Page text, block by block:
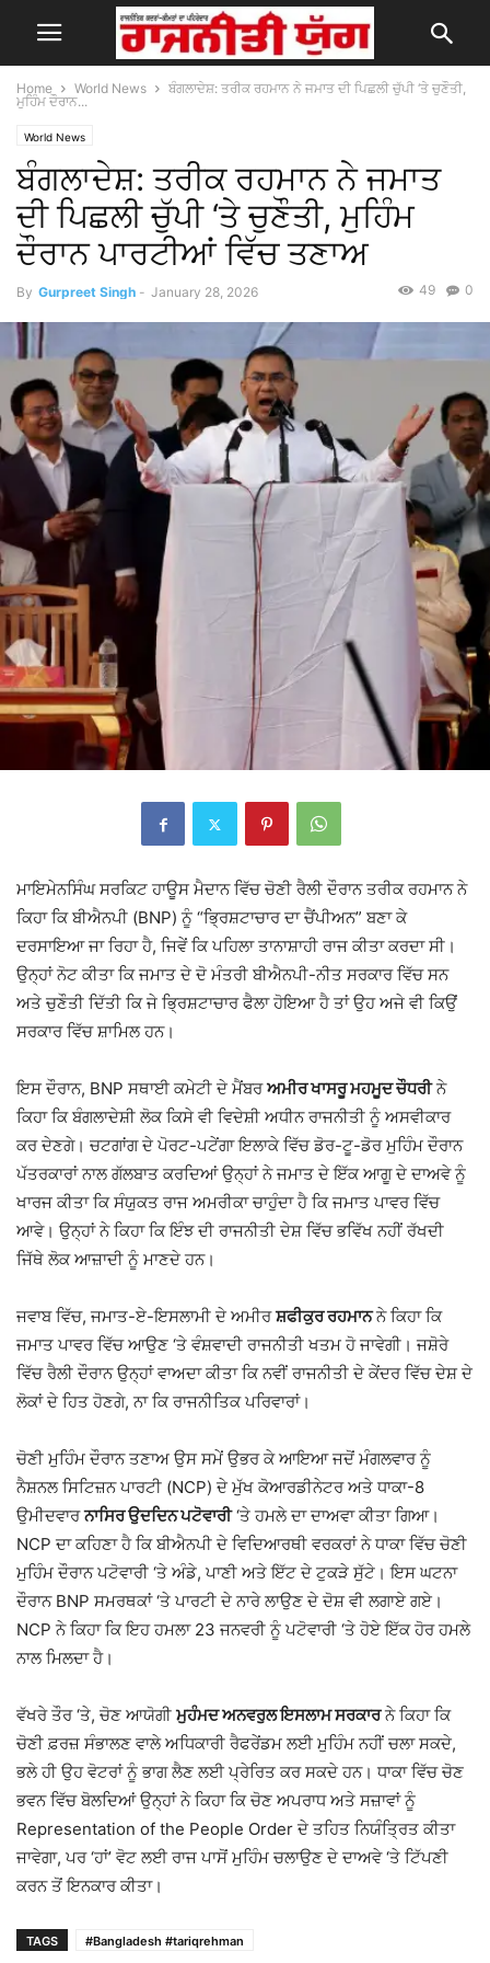
Home World News
ਬੰਗਲਾਦੇਸ਼: ਤਰੀਕ ਰਹਮਾਨ ਨੇ ਜਮਾਤ ਦੀ ਪਿਛਲੀ ਚੁੱਪੀ ‘ਤੇ ਚੁਣੌਤੀ,
ਮੁਹਿੰਮ ਦੌਰਾਨ...
World News
ਬੰਗਲਾਦੇਸ਼: ਤਰੀਕ ਰਹਮਾਨ ਨੇ ਜਮਾਤ
ਦੀ ਪਿਛਲੀ ਚੁੱਪੀ ‘ਤੇ ਚੁਣੌਤੀ, ਮੁਹਿੰਮ
ਦੌਰਾਨ ਪਾਰਟੀਆਂ ਵਿੱਚ ਤਣਾਅ
By Gurpreet Singh - January 28, 2026 0
49
ਮਾਇਮੇਨਸਿੰਘ ਸਰਕਿਟ ਹਾਊਸ ਮੈਦਾਨ ਵਿੱਚ ਚੋਣੀ ਰੈਲੀ ਦੌਰਾਨ ਤਰੀਕ ਰਹਮਾਨ ਨੇ
ਕਿਹਾ ਕਿ ਬੀਐਨਪੀ (BNP) ਨੂੰ “ਭ੍ਰਿਸ਼ਟਾਚਾਰ ਦਾ ਚੈਂਪੀਅਨ” ਬਣਾ ਕੇ
ਦਰਸਾਇਆ ਜਾ ਰਿਹਾ ਹੈ, ਜਿਵੇਂ ਕਿ ਪਹਿਲਾ ਤਾਨਾਸ਼ਾਹੀ ਰਾਜ ਕੀਤਾ ਕਰਦਾ ਸੀ।
ਉਨ੍ਹਾਂ ਨੋਟ ਕੀਤਾ ਕਿ ਜਮਾਤ ਦੇ ਦੋ ਮੰਤਰੀ ਬੀਐਨਪੀ-ਨੀਤ ਸਰਕਾਰ ਵਿੱਚ ਸਨ
ਅਤੇ ਚੁਣੌਤੀ ਦਿੱਤੀ ਕਿ ਜੇ ਭ੍ਰਿਸ਼ਟਾਚਾਰ ਫੈਲਾ ਹੋਇਆ ਹੈ ਤਾਂ ਉਹ ਅਜੇ ਵੀ ਕਿਉਂ
ਸਰਕਾਰ ਵਿੱਚ ਸ਼ਾਮਿਲ ਹਨ।
ਇਸ ਦੌਰਾਨ, BNP ਸਥਾਈ ਕਮੇਟੀ ਦੇ ਮੈਂਬਰਅਮੀਰ ਖਾਸਰੂ ਮਹਮੂਦ ਚੌਧਰੀਨੇ
ਕਿਹਾ ਕਿ ਬੰਗਲਾਦੇਸ਼ੀ ਲੋਕ ਕਿਸੇ ਵੀ ਵਿਦੇਸ਼ੀ ਅਧੀਨ ਰਾਜਨੀਤੀ ਨੂੰ ਅਸਵੀਕਾਰ
ਕਰ ਦੇਣਗੇ। ਚਟਗਾਂਗ ਦੇ ਪੋਰਟ-ਪਟੇਂਗਾ ਇਲਾਕੇ ਵਿੱਚ ਡੋਰ-ਟੂ-ਡੋਰ ਮੁਹਿੰਮ ਦੌਰਾਨ
ਪੱਤਰਕਾਰਾਂ ਨਾਲ ਗੱਲਬਾਤ ਕਰਦਿਆਂ ਉਨ੍ਹਾਂ ਨੇ ਜਮਾਤ ਦੇ ਇੱਕ ਆਗੂ ਦੇ ਦਾਅਵੇ ਨੂੰ
ਖਾਰਜ ਕੀਤਾ ਕਿ ਸੰਯੁਕਤ ਰਾਜ ਅਮਰੀਕਾ ਚਾਹੁੰਦਾ ਹੈ ਕਿ ਜਮਾਤ ਪਾਵਰ ਵਿੱਚ
ਆਵੇ। ਉਨ੍ਹਾਂ ਨੇ ਕਿਹਾ ਕਿ ਇੰਝ ਦੀ ਰਾਜਨੀਤੀ ਦੇਸ਼ ਵਿੱਚ ਭਵਿੱਖ ਨਹੀਂ ਰੱਖਦੀ
ਜਿੱਥੇ ਲੋਕ ਆਜ਼ਾਦੀ ਨੂੰ ਮਾਣਦੇ ਹਨ।
ਜਵਾਬ ਵਿੱਚ, ਜਮਾਤ-ਏ-ਇਸਲਾਮੀ ਦੇ ਅਮੀਰਸ਼ਫੀਕੁਰ ਰਹਮਾਨਨੇ ਕਿਹਾ ਕਿ
ਜਮਾਤ ਪਾਵਰ ਵਿੱਚ ਆਉਣ ‘ਤੇ ਵੰਸ਼ਵਾਦੀ ਰਾਜਨੀਤੀ ਖਤਮ ਹੋ ਜਾਵੇਗੀ। ਜਸ਼ੋਰੇ
ਵਿੱਚ ਰੈਲੀ ਦੌਰਾਨ ਉਨ੍ਹਾਂ ਵਾਅਦਾ ਕੀਤਾ ਕਿ ਨਵੀਂ ਰਾਜਨੀਤੀ ਦੇ ਕੇਂਦਰ ਵਿੱਚ ਦੇਸ਼ ਦੇ
ਲੋਕਾਂ ਦੇ ਹਿਤ ਹੋਣਗੇ, ਨਾ ਕਿ ਰਾਜਨੀਤਿਕ ਪਰਿਵਾਰਾਂ।
ਚੋਣੀ ਮੁਹਿੰਮ ਦੌਰਾਨ ਤਣਾਅ ਉਸ ਸਮੇਂ ਉਭਰ ਕੇ ਆਇਆ ਜਦੋਂ ਮੰਗਲਵਾਰ ਨੂੰ
ਨੈਸ਼ਨਲ ਸਿਟਿਜ਼ਨ ਪਾਰਟੀ (NCP) ਦੇ ਮੁੱਖ ਕੋਆਰਡੀਨੇਟਰ ਅਤੇ ਧਾਕਾ-8
ਉਮੀਦਵਾਰਨਾਸਿਰ ਉਦਦਿਨ ਪਟੋਵਾਰੀ‘ਤੇ ਹਮਲੇ ਦਾ ਦਾਅਵਾ ਕੀਤਾ ਗਿਆ।
NCP ਦਾ ਕਹਿਣਾ ਹੈ ਕਿ ਬੀਐਨਪੀ ਦੇ ਵਿਦਿਆਰਥੀ ਵਰਕਰਾਂ ਨੇ ਧਾਕਾ ਵਿੱਚ ਚੋਣੀ
ਮੁਹਿੰਮ ਦੌਰਾਨ ਪਟੋਵਾਰੀ ‘ਤੇ ਅੰਡੇ, ਪਾਣੀ ਅਤੇ ਇੱਟ ਦੇ ਟੁਕੜੇ ਸੁੱਟੇ। ਇਸ ਘਟਨਾ
ਦੌਰਾਨ BNP ਸਮਰਥਕਾਂ ‘ਤੇ ਪਾਰਟੀ ਦੇ ਨਾਰੇ ਲਾਉਣ ਦੇ ਦੋਸ਼ ਵੀ ਲਗਾਏ ਗਏ।
NCP ਨੇ ਕਿਹਾ ਕਿ ਇਹ ਹਮਲਾ 23 ਜਨਵਰੀ ਨੂੰ ਪਟੋਵਾਰੀ ‘ਤੇ ਹੋਏ ਇੱਕ ਹੋਰ ਹਮਲੇ
ਨਾਲ ਮਿਲਦਾ ਹੈ।
ਵੱਖਰੇ ਤੌਰ ‘ਤੇ, ਚੋਣ ਆਯੋਗੀਮੁਹੰਮਦ ਅਨਵਰੁਲ ਇਸਲਾਮ ਸਰਕਾਰਨੇ ਕਿਹਾ ਕਿ
ਚੋਣੀ ਫ਼ਰਜ਼ ਸੰਭਾਲਣ ਵਾਲੇ ਅਧਿਕਾਰੀ ਰੈਫਰੇਂਡਮ ਲਈ ਮੁਹਿੰਮ ਨਹੀਂ ਚਲਾ ਸਕਦੇ,
ਭਲੇ ਹੀ ਉਹ ਵੋਟਰਾਂ ਨੂੰ ਭਾਗ ਲੈਣ ਲਈ ਪ੍ਰੇਰਿਤ ਕਰ ਸਕਦੇ ਹਨ। ਧਾਕਾ ਵਿੱਚ ਚੋਣ
ਭਵਨ ਵਿੱਚ ਬੋਲਦਿਆਂ ਉਨ੍ਹਾਂ ਨੇ ਕਿਹਾ ਕਿ ਚੋਣ ਅਪਰਾਧ ਅਤੇ ਸਜ਼ਾਵਾਂ ਨੂੰ
Representation of the People Order ਦੇ ਤਹਿਤ ਨਿਯੰਤ੍ਰਿਤ ਕੀਤਾ
ਜਾਵੇਗਾ, ਪਰ ‘ਹਾਂ’ ਵੋਟ ਲਈ ਰਾਜ ਪਾਸੋਂ ਮੁਹਿੰਮ ਚਲਾਉਣ ਦੇ ਦਾਅਵੇ ‘ਤੇ ਟਿੱਪਣੀ
ਕਰਨ ਤੋਂ ਇਨਕਾਰ ਕੀਤਾ।
TAGS #Bangladesh #tariqrehman